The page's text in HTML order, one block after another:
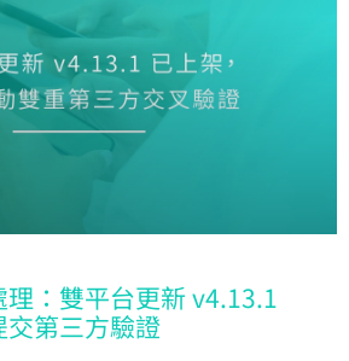
：雙平台更新 v4.13.1
第三方驗證